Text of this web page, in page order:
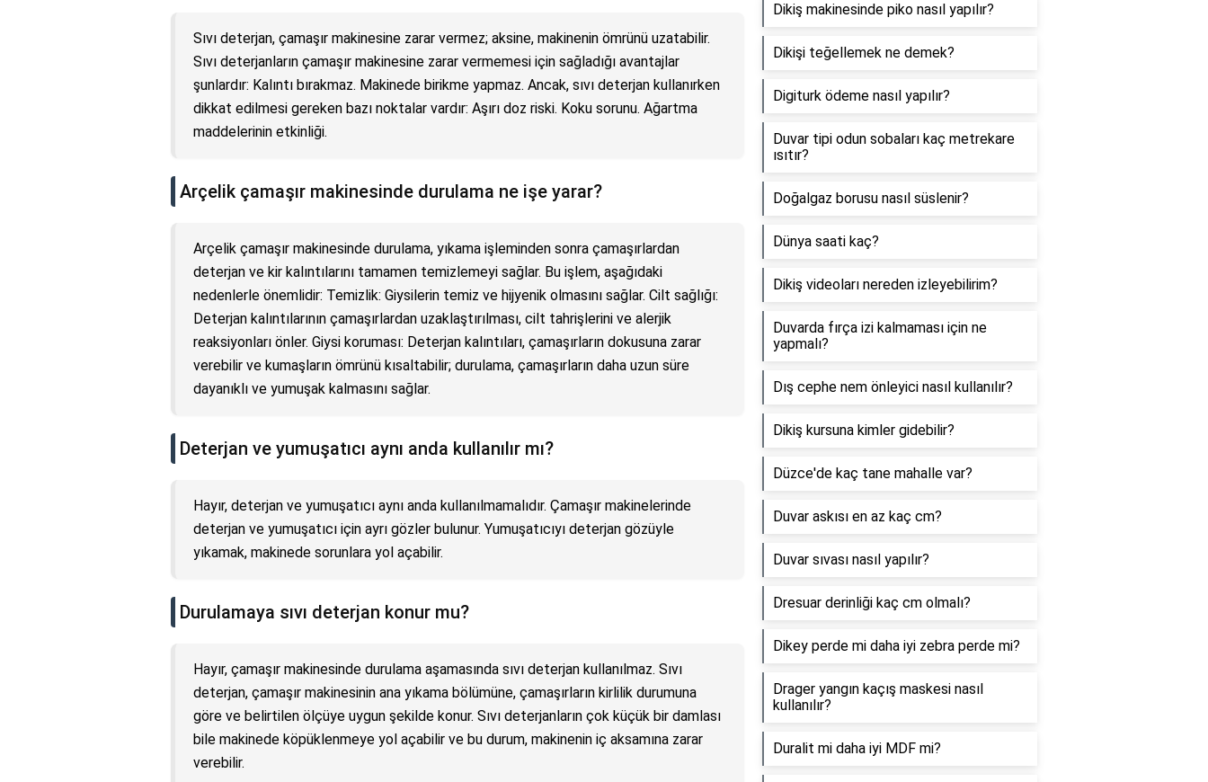
Sıvı deterjan, çamaşır makinesine zarar vermez; aksine, makinenin ömrünü uzatabilir.
Sıvı deterjanların çamaşır makinesine zarar vermemesi için sağladığı avantajlar
şunlardır: Kalıntı bırakmaz. Makinede birikme yapmaz. Ancak, sıvı deterjan kullanırken
dikkat edilmesi gereken bazı noktalar vardır: Aşırı doz riski. Koku sorunu. Ağartma
maddelerinin etkinliği.
Arçelik çamaşır makinesinde durulama ne işe yarar?
Arçelik çamaşır makinesinde durulama, yıkama işleminden sonra çamaşırlardan
deterjan ve kir kalıntılarını tamamen temizlemeyi sağlar. Bu işlem, aşağıdaki
nedenlerle önemlidir: Temizlik: Giysilerin temiz ve hijyenik olmasını sağlar. Cilt sağlığı:
Deterjan kalıntılarının çamaşırlardan uzaklaştırılması, cilt tahrişlerini ve alerjik
reaksiyonları önler. Giysi koruması: Deterjan kalıntıları, çamaşırların dokusuna zarar
verebilir ve kumaşların ömrünü kısaltabilir; durulama, çamaşırların daha uzun süre
dayanıklı ve yumuşak kalmasını sağlar.
Deterjan ve yumuşatıcı aynı anda kullanılır mı?
Hayır, deterjan ve yumuşatıcı aynı anda kullanılmamalıdır. Çamaşır makinelerinde
deterjan ve yumuşatıcı için ayrı gözler bulunur. Yumuşatıcıyı deterjan gözüyle
yıkamak, makinede sorunlara yol açabilir.
Durulamaya sıvı deterjan konur mu?
Hayır, çamaşır makinesinde durulama aşamasında sıvı deterjan kullanılmaz. Sıvı
deterjan, çamaşır makinesinin ana yıkama bölümüne, çamaşırların kirlilik durumuna
göre ve belirtilen ölçüye uygun şekilde konur. Sıvı deterjanların çok küçük bir damlası
bile makinede köpüklenmeye yol açabilir ve bu durum, makinenin iç aksamına zarar
verebilir.
Dikiş makinesinde piko nasıl yapılır?
Dikişi teğellemek ne demek?
Digiturk ödeme nasıl yapılır?
Duvar tipi odun sobaları kaç metrekare
ısıtır?
Doğalgaz borusu nasıl süslenir?
Dünya saati kaç?
Dikiş videoları nereden izleyebilirim?
Duvarda fırça izi kalmaması için ne
yapmalı?
Dış cephe nem önleyici nasıl kullanılır?
Dikiş kursuna kimler gidebilir?
Düzce'de kaç tane mahalle var?
Duvar askısı en az kaç cm?
Duvar sıvası nasıl yapılır?
Dresuar derinliği kaç cm olmalı?
Dikey perde mi daha iyi zebra perde mi?
Drager yangın kaçış maskesi nasıl
kullanılır?
Duralit mi daha iyi MDF mi?